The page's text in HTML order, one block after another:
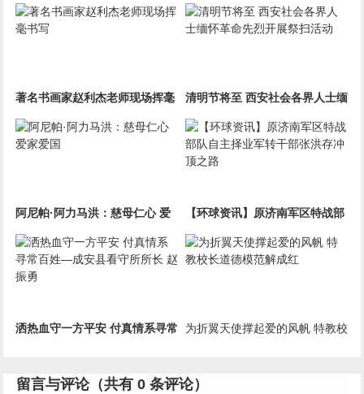
员”，单手能提起20多斤一捆莴
苣
文化公司在京开业 缅甸驻华大使
光临致贺
著名书画家赵利杰老师现场挥毫
书写
清明节将至 西安社会各界人士缅
怀革命先烈开展祭扫活动
阿尼帕·阿力马洪：慈母仁心 爱
家爱国
【环球资讯】原济南军区特战部
队自主择业军转干部张洪存冲顶
之路
洒热血守一方平安 付真情系寻常
为折翼天使撑起爱的风帆 特教校
留言与评论（共有0 条评论）